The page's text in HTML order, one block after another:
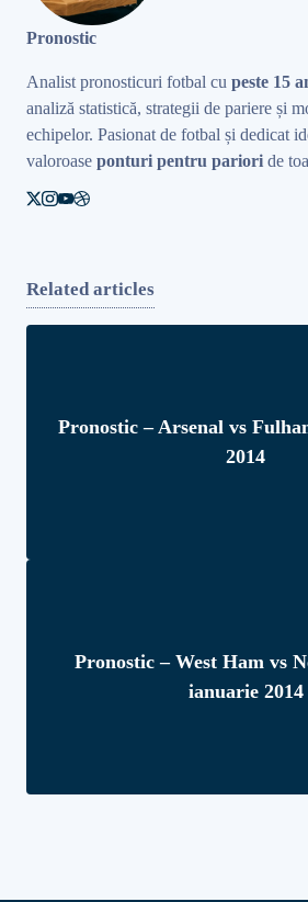
Pronostic
Analist pronosticuri fotbal cu peste 15
analiză statistică, strategii de pariere și
echipelor. Pasionat de fotbal și dedicat
valoroase ponturi pentru pariori de
Related articles
Pronostic – Arsenal vs
2014
Pronostic – West Ham vs
ianuarie 2014